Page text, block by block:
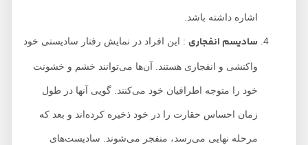
اشاره داشته باشد.
سادیسم انفجاری: این افراد در نمایش رفتار سادیستی خود
واکنشی و انفجاری هستند. آن‌ها می‌توانند خشم و خشونت
خود را متوجه اطرافیان خود می‌کنند. گویی آنها در طول
زمان احساس حقارت را در خود ذخیره کرده‌اند و بعد که
مرحله نهایی می‌رسد، منفجر می‌شوند. سادیست‌های